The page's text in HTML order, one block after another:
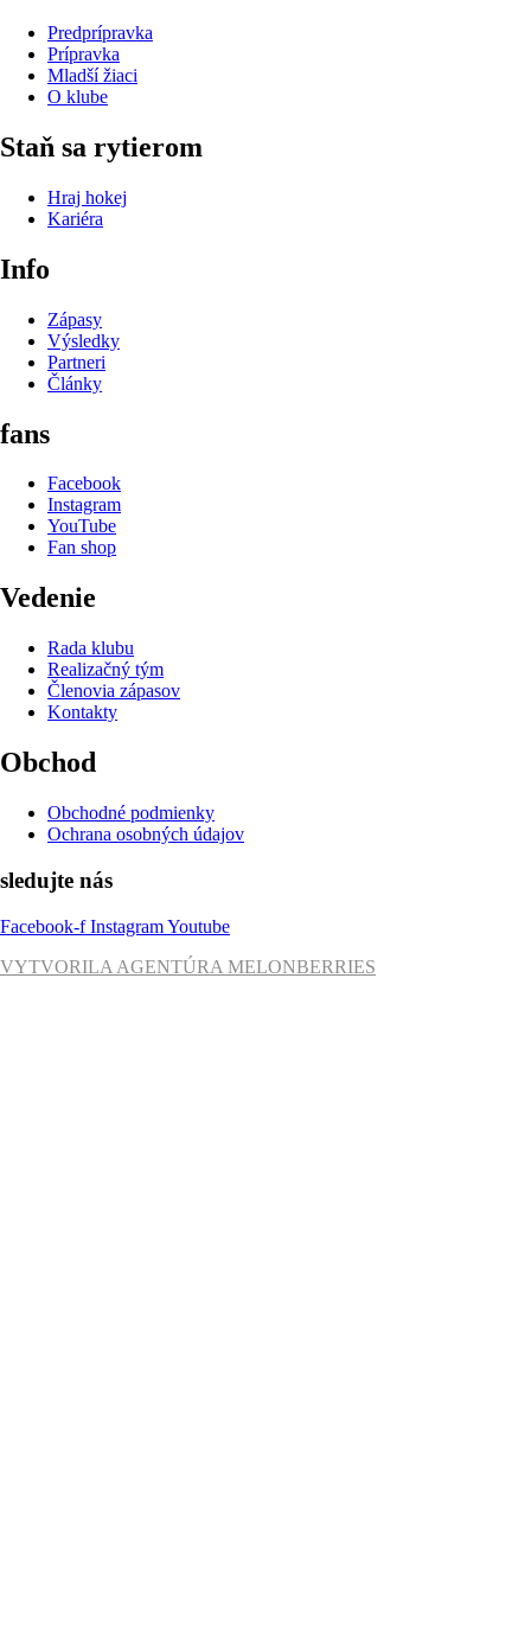
Predprípravka
Prípravka
Mladší žiaci
O klube
Staň sa rytierom
Hraj hokej
Kariéra
Info
Zápasy
Výsledky
Partneri
Články
fans
Facebook
Instagram
YouTube
Fan shop
Vedenie
Rada klubu
Realizačný tým
Členovia zápasov
Kontakty
Obchod
Obchodné podmienky
Ochrana osobných údajov
sledujte nás
Facebook-f InstagramYoutube
VYTVORILA AGENTÚRA MELONBERRIES